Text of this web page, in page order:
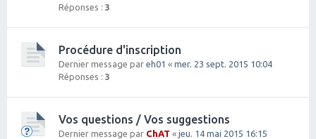
Réponses : 3
Procédure d'inscription
Dernier message par eh01 « mer. 23 sept. 2015 10:04
Réponses : 3
Vos questions / Vos suggestions
Dernier message par ChAT « jeu. 14 mai 2015 16:15